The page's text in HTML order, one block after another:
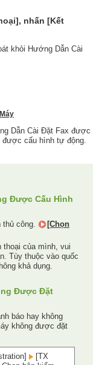
nhấn [Kết
khỏi Hướng Dẫn Cài
Dẫn Cài Đặt Fax được
được cấu hình tự động.
Được Cấu Hình
thủ công.
[Chọn
thoại của mình, vui
Tùy thuộc vào quốc
khả dụng.
Được Đặt
báo hay không
không được đặt
[TX